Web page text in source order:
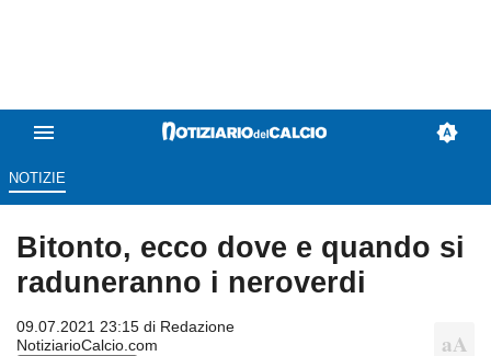
NOTIZIE
Bitonto, ecco dove e quando si
raduneranno i neroverdi
09.07.2021 23:15 di Redazione
NotiziarioCalcio.com